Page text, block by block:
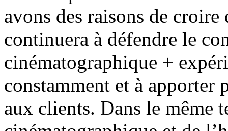
avons des raisons de
continuera à défendre le
cinématographique +
constamment et à apporter
aux clients. Dans le même